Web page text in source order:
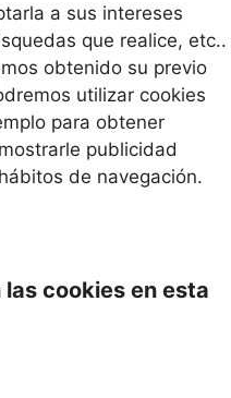
a sus intereses
que realice, etc..
obtenido su previo
utilizar cookies
para obtener
publicidad
de navegación.
las cookies en esta